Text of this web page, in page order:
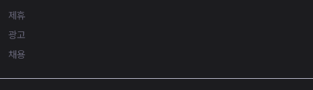
제휴
광고
채용